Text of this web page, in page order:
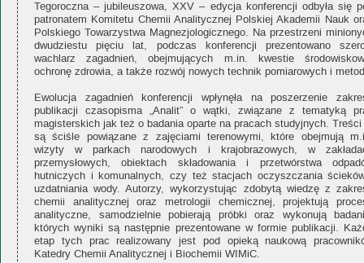
Tegoroczna – jubileuszowa, XXV – edycja konferencji odbyła się
patronatem Komitetu Chemii Analitycznej Polskiej Akademii Nauk
Polskiego Towarzystwa Magnezjologicznego. Na przestrzeni
dwudziestu pięciu lat, podczas konferencji prezentowano
wachlarz zagadnień, obejmujących m.in. kwestie
ochronę zdrowia, a także rozwój nowych technik pomiarowych i
Ewolucja zagadnień konferencji wpłynęła na poszerzenie
publikacji czasopisma „Analit” o wątki, związane z tematyką
magisterskich jak też o badania oparte na pracach studyjnych. Treści
są ściśle powiązane z zajęciami terenowymi, które obejmują
wizyty w parkach narodowych i krajobrazowych, w
przemysłowych, obiektach składowania i przetwórstwa
hutniczych i komunalnych, czy też stacjach oczyszczania
uzdatniania wody. Autorzy, wykorzystując zdobytą wiedzę z
chemii analitycznej oraz metrologii chemicznej, projektują
analityczne, samodzielnie pobierają próbki oraz wykonują
których wyniki są następnie prezentowane w formie publikacji.
etap tych prac realizowany jest pod opieką naukową
Katedry Chemii Analitycznej i Biochemii WIMiC.